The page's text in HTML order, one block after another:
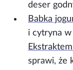
deser
Babka
i cytryna
sprawi, że